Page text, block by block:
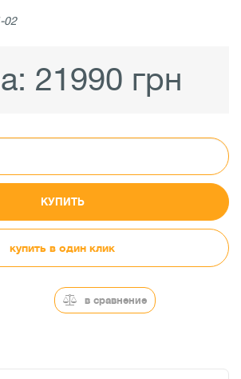
02
21990 грн
КУПИТЬ
купить в один клик
в сравнение